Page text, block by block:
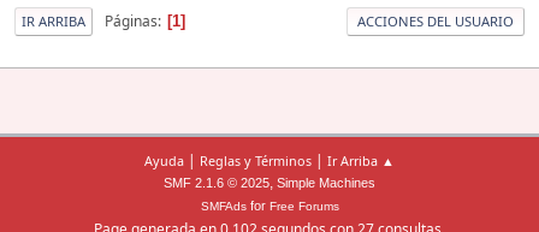
IR ARRIBA Páginas 1 ACCIONES DEL USUARIO
Ayuda | Reglas y Términos | Ir Arriba ▲
SMF 2.1.6 © 2025, Simple Machines
SMFAdsfor Free Forums